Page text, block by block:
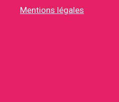
Mentions légales